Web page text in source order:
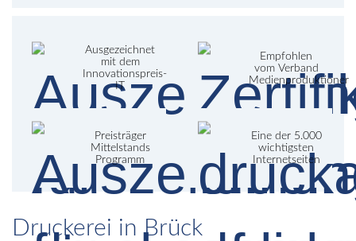
Ausgezeichnet
mit dem
Innovationspreis-
IT
Empfohlen
vom Verband
Medienproduktioner
Preisträger
Mittelstands
Programm
Eine der 5.000
wichtigsten
Internetseiten
Druckerei in Brück